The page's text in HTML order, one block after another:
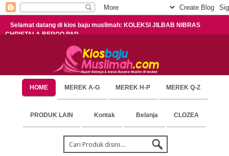
Selamat datang di kios baju muslimah: KOLEKSI JILBAB NIBRAS
CHRISTALA BERGO PAD
HOME MEREK A-G MEREK H-P MEREK Q-Z
PRODUK LAIN Kontak Belanja CLOZEA